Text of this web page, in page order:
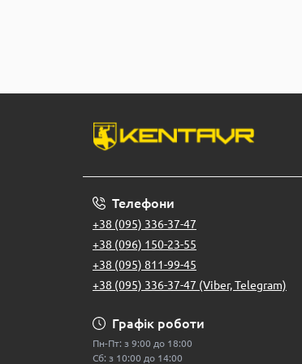
Телефони
+38 (095) 336-37-47
+38 (096) 150-23-55
+38 (095) 811-99-45
+38 (095) 336-37-47 (Viber, Telegram)
Графік роботи
Пн-Пт: з 9:00 до 18:00
Сб: з 10:00 до 14:00